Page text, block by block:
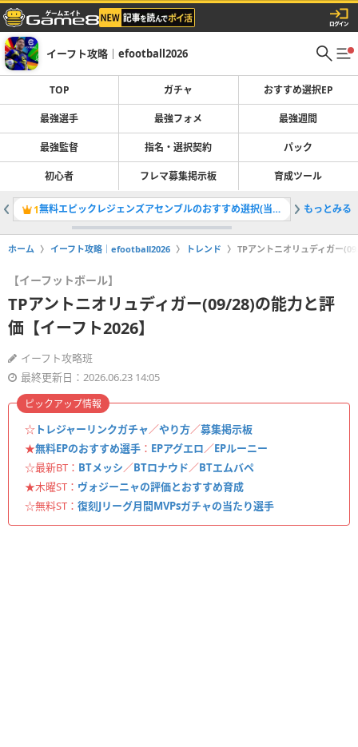
イーフト攻略｜efootball2026
TOP ガチャ おすすめ選択EP
最強選手 最強フォメ 最強週間
最強監督 指名・選択契約 パック
初心者 フレマ募集掲示板 育成ツール
1 無料エピックレジェンズアセンブルのおすすめ選択(当たり)選手ランキングと引き方 2最強選
もっとみる
ホーム イーフト攻略｜efootball2026 トレンド TPアントニオリュディガー
【イーフットボール】
TPアントニオリュディガー(09/28)の能力と評
価【イーフト2026】
イーフト攻略班
最終更新日：2026.06.23 14:05
☆ トレジャーリンクガチャ／やり方／募集掲示板
★無料EPのおすすめ選手 ： EPアグエロ／EPルーニー
☆最新BT： BTメッシ／BTロナウド／BTエムバペ
★木曜ST： ヴォジーニャの評価とおすすめ育成
☆無料ST： 復刻Jリーグ月間MVPsガチャの当たり選手
ピックアップ情報